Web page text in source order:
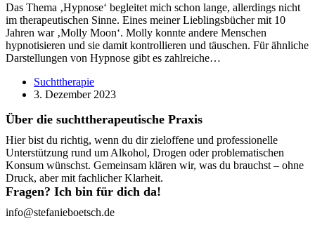
Das Thema ‚Hypnose‘ begleitet mich schon lange, allerdings nicht
im therapeutischen Sinne. Eines meiner Lieblingsbücher mit 10
Jahren war ‚Molly Moon‘. Molly konnte andere Menschen
hypnotisieren und sie damit kontrollieren und täuschen. Für ähnliche
Darstellungen von Hypnose gibt es zahlreiche…
Suchttherapie
3. Dezember 2023
Über die suchttherapeutische Praxis
Hier bist du richtig, wenn du dir zieloffene und professionelle
Unterstützung rund um Alkohol, Drogen oder problematischen
Konsum wünschst. Gemeinsam klären wir, was du brauchst – ohne
Druck, aber mit fachlicher Klarheit.
Fragen? Ich bin für dich da!
info@stefanieboetsch.de